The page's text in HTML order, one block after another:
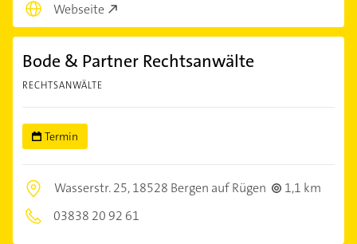
Webseite
Bode & Partner Rechtsanwälte
RECHTSANWÄLTE
Termin
Wasserstr. 25,18528 Bergen auf Rügen
1,1 km
03838 20 92 61